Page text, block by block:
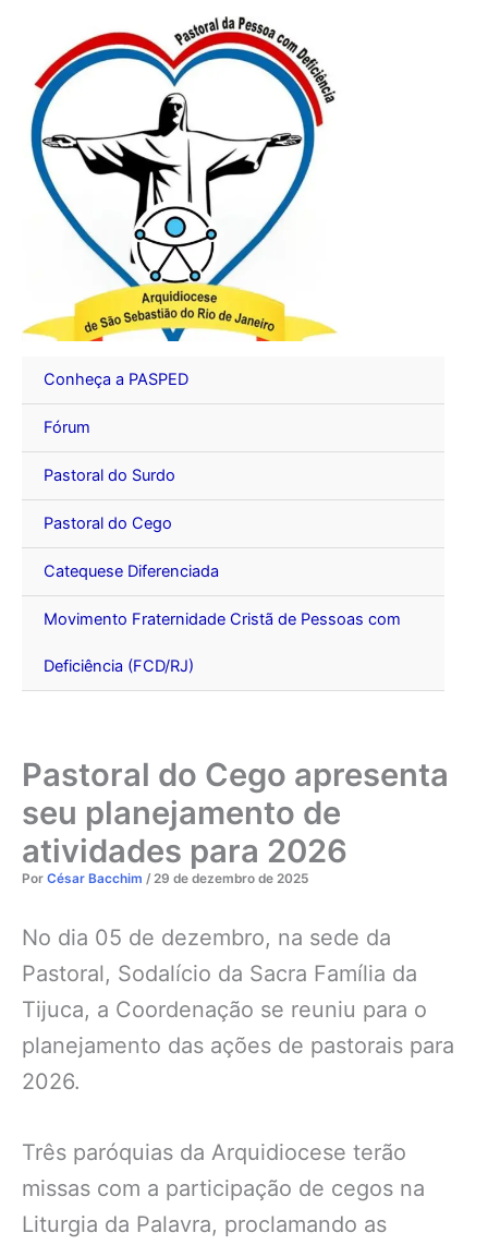
conteúdo
Conheça a PASPED
Fórum
Pastoral do Surdo
Pastoral do Cego
Catequese Diferenciada
Movimento Fraternidade Cristã de Pessoas com
Deficiência (FCD/RJ)
Pastoral do Cego apresenta
seu planejamento de
atividades para 2026
Por César Bacchim / 29 de dezembro de 2025
No dia 05 de dezembro, na sede da
Pastoral, Sodalício da Sacra Família da
Tijuca, a Coordenação se reuniu para o
planejamento das ações de pastorais para
2026.
Três paróquias da Arquidiocese terão
missas com a participação de cegos na
Liturgia da Palavra, proclamando as